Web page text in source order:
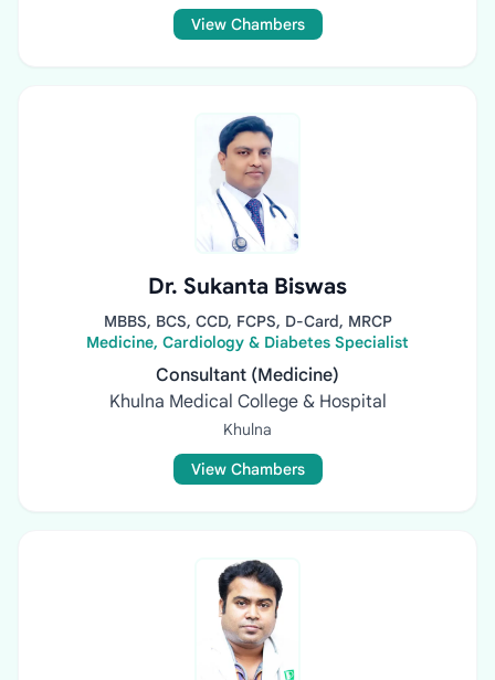
View Chambers
Dr. Sukanta Biswas
MBBS, BCS, CCD, FCPS, D-Card, MRCP
Medicine, Cardiology & Diabetes Specialist
Consultant (Medicine)
Khulna Medical College & Hospital
Khulna
View Chambers